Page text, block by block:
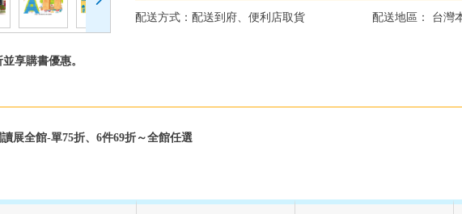
享購書優惠。
配送方式：配送到府、便利店取貨 配送地區： 台灣
展全館-單75折、6件69折～全館任選